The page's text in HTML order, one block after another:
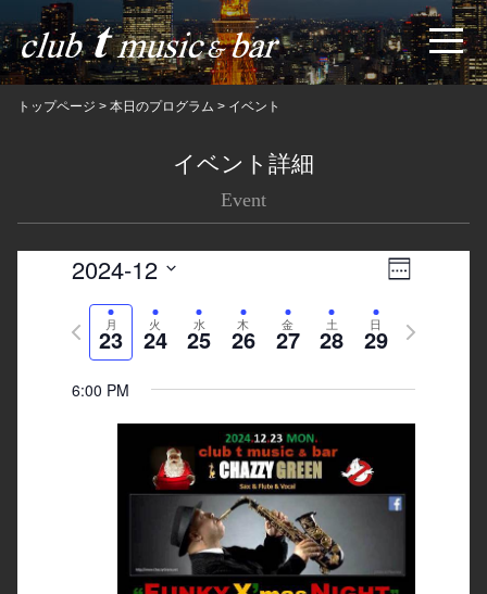
トップページ > 本日のプログラム > イベント
イベント詳細
Event
Views
Event
Navigation
Week
2024-12
date.
月
23 火
24 水
25 木
26 金
27 土
28 日
29
Previous
Next
6:00 PM